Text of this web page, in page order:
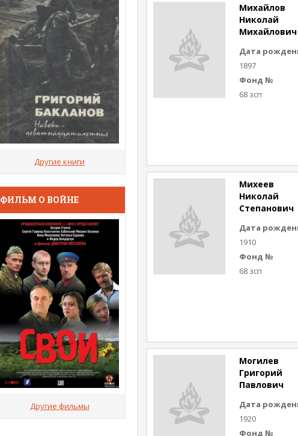
Михайлов
Николай
Михайлович
Дата
1897
Фонд №
68 зсп
Михеев
Николай
Степанович
Дата
1910
Фонд №
68 зсп
Могилев
Григорий
Павлович
Дата
1920
Фонд №
Другие книги
ФИЛЬМ О ВОЙНЕ
Другие фильмы